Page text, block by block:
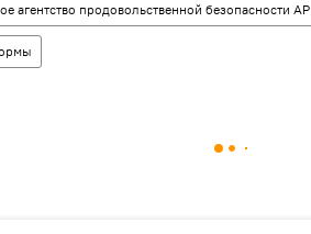
агентство продовольственной безопасности АР